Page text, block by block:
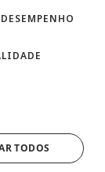
-
DESEMPENHO
TODOS